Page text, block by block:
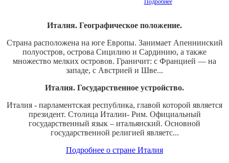
Подробнее
Италия. Географическое положение.
Страна расположена на юге Европы. Занимает Апеннинский
полуостров, острова Сицилию и Сардинию, а также
множество мелких островов. Граничит: с Францией — на
западе, с Австрией и Шве...
Италия. Государственное устройство.
Италия - парламентская республика, главой которой является
президент. Столица Италии- Рим. Официальный
государственный язык – итальянский. Основной
государственной религией являетс...
Подробнее о стране Италия